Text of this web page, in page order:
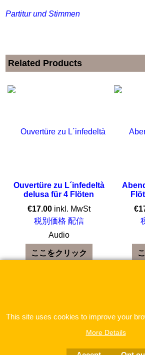
Partitur und Stimmen
Related Products
Ouvertüre zu L´infedeltà
delusa für 4 Flöten
€17.00 inkl. MwSt
税別価格 配信
Audio
ここをクリック
€
This site uses cookies to improve your
More Details